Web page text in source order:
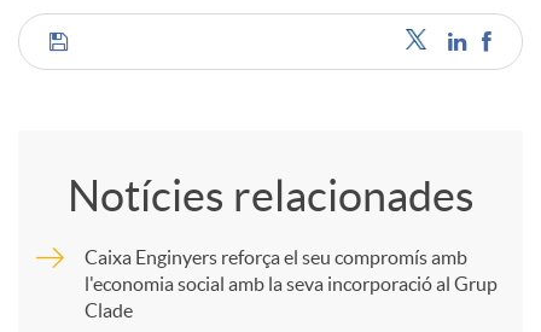
C
m
Notícies relacionades
Caixa Enginyers reforça el seu compromís amb
l'economia social amb la seva incorporació al Grup
Clade